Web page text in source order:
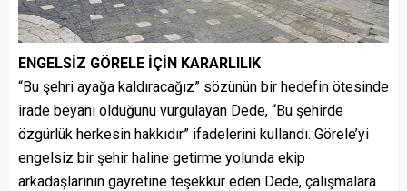
ENGELSİZ GÖRELE İÇİN KARARLILIK
“Bu şehri ayağa kaldıracağız” sözünün bir hedefin ötesinde
irade beyanı olduğunu vurgulayan Dede, “Bu şehirde
özgürlük herkesin hakkıdır” ifadelerini kullandı. Görele’yi
engelsiz bir şehir haline getirme yolunda ekip
arkadaşlarının gayretine teşekkür eden Dede, çalışmalara